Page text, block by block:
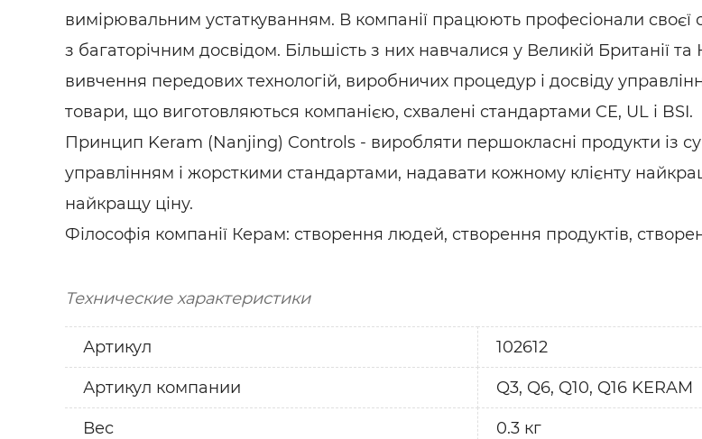
вимірювальним устаткуванням. В компанії працюють професіонали своєї
з багаторічним досвідом. Більшість з них навчалися у Великій Британії та
вивчення передових технологій, виробничих процедур і досвіду
товари, що виготовляються компанією, схвалені стандартами CE, UL і BSI.
Принцип Keram (Nanjing) Controls - виробляти першокласні продукти із
управлінням і жорсткими стандартами, надавати кожному клієнту
найкращу ціну.
Філософія компанії Керам: створення людей, створення продуктів,
Технические характеристики
Артикул 102612
Артикул компании Q3, Q6, Q10, Q16 KERAM
Вес 0.3 кг